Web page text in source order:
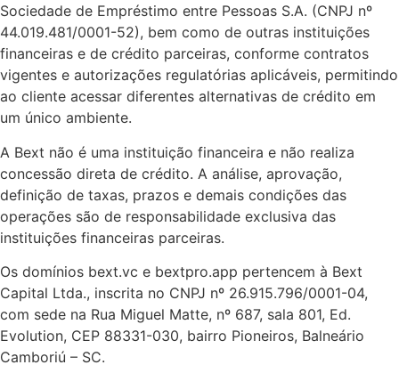
Sociedade de Empréstimo entre Pessoas S.A. (CNPJ nº
44.019.481/0001-52), bem como de outras instituições
financeiras e de crédito parceiras, conforme contratos
vigentes e autorizações regulatórias aplicáveis, permitindo
ao cliente acessar diferentes alternativas de crédito em
um único ambiente.
A Bext não é uma instituição financeira e não realiza
concessão direta de crédito. A análise, aprovação,
definição de taxas, prazos e demais condições das
operações são de responsabilidade exclusiva das
instituições financeiras parceiras.
Os domínios bext.vc e bextpro.app pertencem à Bext
Capital Ltda., inscrita no CNPJ nº 26.915.796/0001-04,
com sede na Rua Miguel Matte, nº 687, sala 801, Ed.
Evolution, CEP 88331-030, bairro Pioneiros, Balneário
Camboriú – SC.